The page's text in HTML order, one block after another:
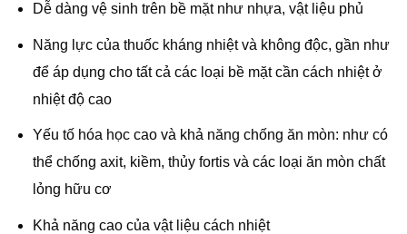
Dễ dàng vệ sinh trên bề mặt như nhựa, vật liệu phủ
Năng lực của thuốc kháng nhiệt và không độc, gần như
để áp dụng cho tất cả các loại bề mặt cần cách nhiệt ở
nhiệt độ cao
Yếu tố hóa học cao và khả năng chống ăn mòn: như có
thể chống axit, kiềm, thủy fortis và các loại ăn mòn chất
lỏng hữu cơ
Khả năng cao của vật liệu cách nhiệt